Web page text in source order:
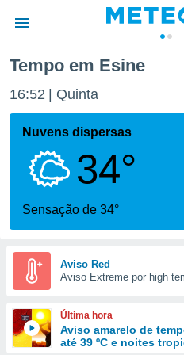
da
foi
fornecidas
a este
das
e
forma
digital
Tempo em Esine
16:52 Quinta
Nuvens dispersas
34°
Sensação de 34°
Aviso Red
Aviso Extreme por high
Última hora
Aviso amarelo de
até 39 ºC e noites